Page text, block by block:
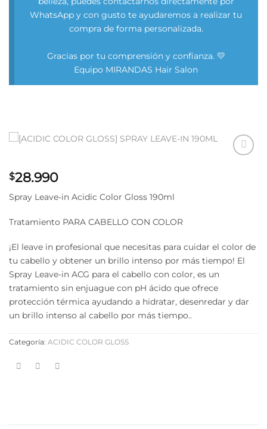
WhatsApp y con gusto te ayudaremos a realizar tu
compra de forma personalizada.
Gracias por tu comprensión y confianza. 💛
Equipo MIRANDAS Hair Salon
$28.990
Spray Leave-in Acidic Color Gloss 190ml
Tratamiento PARA CABELLO CON COLOR
¡El leave in profesional que necesitas para cuidar el color de
tu cabello y obtener un brillo intenso por más tiempo! El
Spray Leave-in ACG para el cabello con color, es un
tratamiento sin enjuague con pH ácido que ofrece
protección térmica ayudando a hidratar, desenredar y dar
un brillo intenso al cabello por más tiempo..
Categoría: ACIDIC COLOR GLOSS